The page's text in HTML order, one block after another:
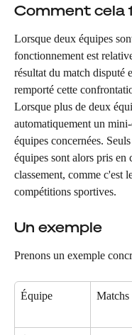
Comment cela
Lorsque deux équipes
fonctionnement est
résultat du match disputé
remporté cette
Lorsque plus de deux
automatiquement un
équipes concernées.
équipes sont alors pris
classement, comme c'est
compétitions sportives.
Un exemple
Prenons un exemple
Équipe Matchs